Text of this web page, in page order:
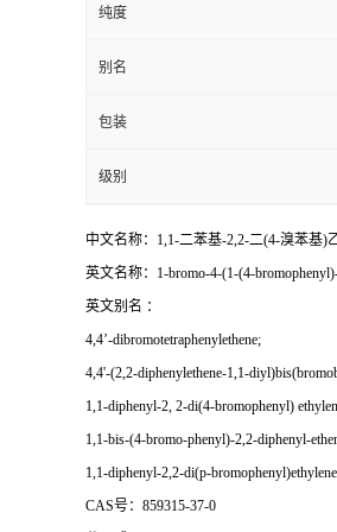
纯度
别名
包装
级别
中文名称：1,1-二苯基-2,2-二(4-溴苯基)
英文名称：1-bromo-4-(1-(4-
英文别名 ：
4,4’-dibromotetraphenylethene;
4,4'-(2,2-diphenylethene-1,1-
1,1-diphenyl-2, 2-di(4-bromophenyl)
1,1-bis-(4-bromo-phenyl)-2,2-diphenyl-
1,1-diphenyl-2,2-di(p-
CAS号：859315-37-0